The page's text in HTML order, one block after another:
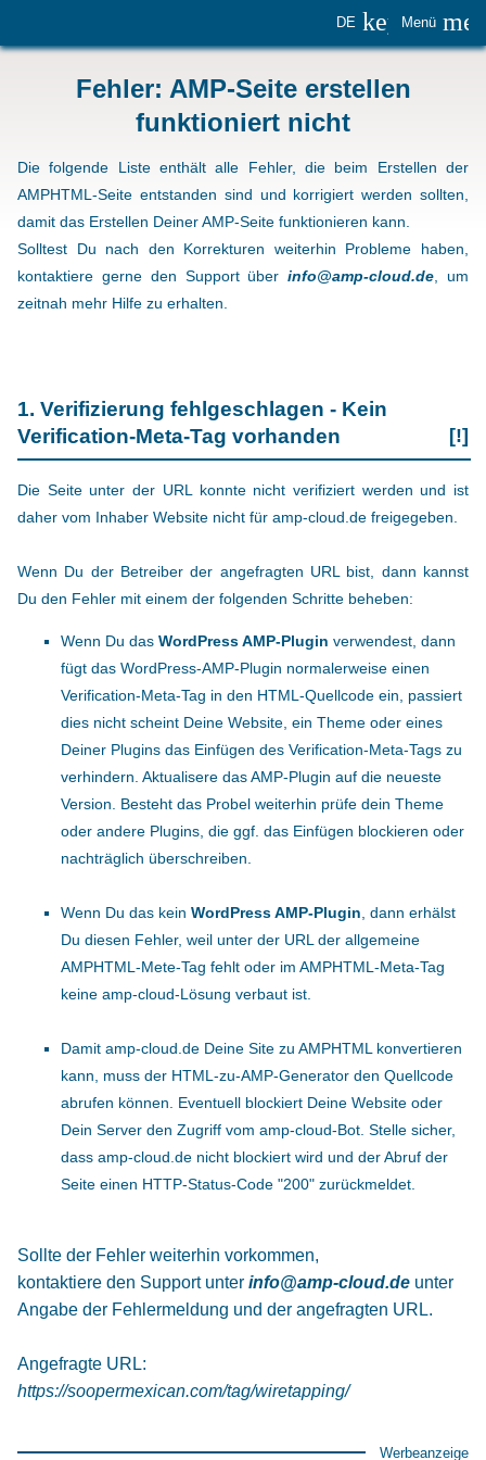
DE Menü
Fehler: AMP-Seite erstellen
funktioniert nicht
Die folgende Liste enthält alle Fehler, die beim Erstellen der
AMPHTML-Seite entstanden sind und korrigiert werden sollten,
damit das Erstellen Deiner AMP-Seite funktionieren kann.
Solltest Du nach den Korrekturen weiterhin Probleme haben,
kontaktiere gerne den Support überinfo@amp-cloud.de, um
zeitnah mehr Hilfe zu erhalten.
1. Verifizierung fehlgeschlagen - Kein
Verification-Meta-Tag vorhanden
[!]
Die Seite unter der URL konnte nicht verifiziert werden und ist
daher vom Inhaber Website nicht für amp-cloud.de freigegeben.
Wenn Du der Betreiber der angefragten URL bist, dann kannst
Du den Fehler mit einem der folgenden Schritte beheben:
Wenn Du das WordPress AMP-Plugin verwendest, dann
fügt das WordPress-AMP-Plugin normalerweise einen
Verification-Meta-Tag in den HTML-Quellcode ein, passiert
dies nicht scheint Deine Website, ein Theme oder eines
Deiner Plugins das Einfügen des Verification-Meta-Tags zu
verhindern. Aktualisere das AMP-Plugin auf die neueste
Version. Besteht das Probel weiterhin prüfe dein Theme
oder andere Plugins, die ggf. das Einfügen blockieren oder
nachträglich überschreiben.
Wenn Du das kein WordPress AMP-Plugin , dann erhälst
Du diesen Fehler, weil unter der URL der allgemeine
AMPHTML-Mete-Tag fehlt oder im AMPHTML-Meta-Tag
keine amp-cloud-Lösung verbaut ist.
Damit amp-cloud.de Deine Site zu AMPHTML konvertieren
kann, muss der HTML-zu-AMP-Generator den Quellcode
abrufen können. Eventuell blockiert Deine Website oder
Dein Server den Zugriff vom amp-cloud-Bot. Stelle sicher,
dass amp-cloud.de nicht blockiert wird und der Abruf der
Seite einen HTTP-Status-Code "200" zurückmeldet.
Sollte der Fehler weiterhin vorkommen,
kontaktiere den Support unter info@amp-cloud.de unter
Angabe der Fehlermeldung und der angefragten URL.
Angefragte URL:
https://soopermexican.com/tag/wiretapping/
Werbeanzeige